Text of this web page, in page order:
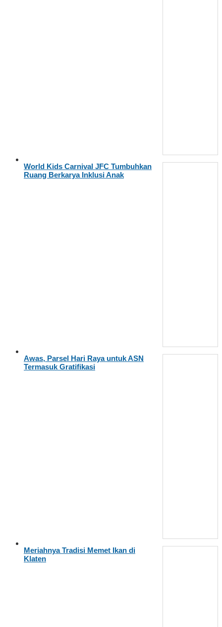
World Kids Carnival JFC Tumbuhkan
Ruang Berkarya Inklusi Anak
Awas, Parsel Hari Raya untuk ASN
Termasuk Gratifikasi
Meriahnya Tradisi Memet Ikan di
Klaten